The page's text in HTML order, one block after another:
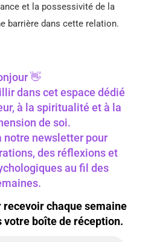
et la possessivité de la
barrière dans cette relation.
👋
dans cet espace dédié
à la spiritualité et à la
de soi.
notre newsletter pour
des réflexions et
au fil des
chaque semaine
votre boîte de réception.